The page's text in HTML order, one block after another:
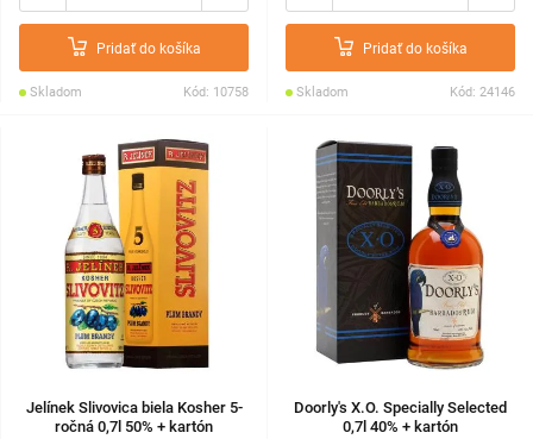
Pridať do košíka
Skladom Kód: 10758
Pridať do košíka
Skladom Kód: 24146
Jelínek Slivovica biela Kosher 5-
ročná 0,7l 50% + kartón
Doorly's X.O. Specially Selected
0,7l 40% + kartón